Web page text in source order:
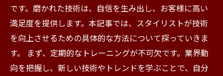
です。磨かれた技術は、自信を生み出し、お客様に高い
満足度を提供します。本記事では、スタイリストが技術
を向上させるための具体的な方法について探っていきま
す。 まず、定期的なトレーニングが不可欠です。業界動
向を把握し、新しい技術やトレンドを学ぶことで、自分